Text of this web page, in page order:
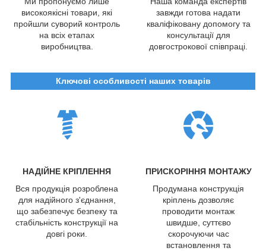
високоякісні товари, які
пройшли суворий контроль
на всіх етапах
виробництва.
завжди готова надати
кваліфіковану допомогу та
консультації для
довгострокової співпраці.
Ключові особливості наших товарів
НАДІЙНЕ КРІПЛЕННЯ
ПРИСКОРІННЯ МОНТАЖУ
Вся продукція розроблена
для надійного з'єднання,
що забезпечує безпеку та
стабільність конструкції на
довгі роки.
Продумана конструкція
кріплень дозволяє
проводити монтаж
швидше, суттєво
скорочуючи час
встановлення та